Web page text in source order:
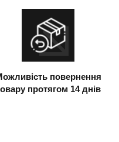
повернення
протягом 14 днів